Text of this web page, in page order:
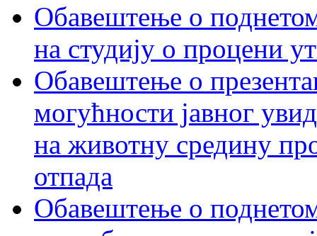
Обавештење о поднетом
на студију о процени
Обавештење о
могућности јавног
на животну средину
отпада
Обавештење о